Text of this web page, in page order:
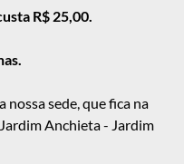
R$ 25,00.
sede, que fica na
Anchieta - Jardim